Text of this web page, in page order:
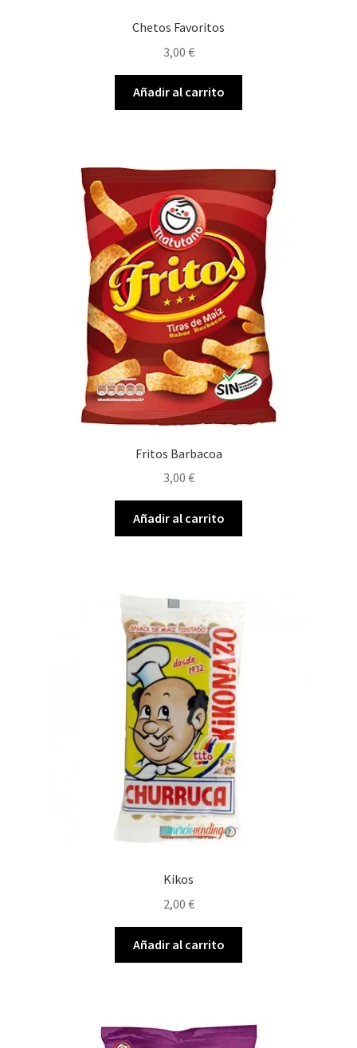
Chetos Favoritos
3,00 €
Añadir al carrito
Fritos Barbacoa
3,00 €
Añadir al carrito
Kikos
2,00 €
Añadir al carrito